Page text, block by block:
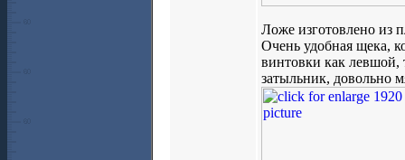
Ложе изготовлено из
Очень удобная щека,
винтовки как левшой,
затыльник, довольно